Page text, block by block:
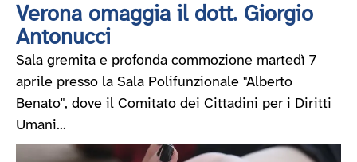
Verona omaggia il dott. Giorgio
Antonucci
Sala gremita e profonda commozione martedì 7
aprile presso la Sala Polifunzionale "Alberto
Benato", dove il Comitato dei Cittadini per i Diritti
Umani...